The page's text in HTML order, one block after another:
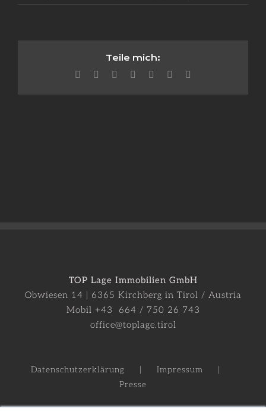
Teile mich:
Facebook RedditLinkedInWhatsApp
Pinterest
TOP Lage Immobilien GmbH
Obwiesen 14 | 6365 Kirchberg in Tirol / Austria
Mobil +43 664 / 750 26 743
office@toplage.tirol
Datenschutzerklärung
Impressum
Presse